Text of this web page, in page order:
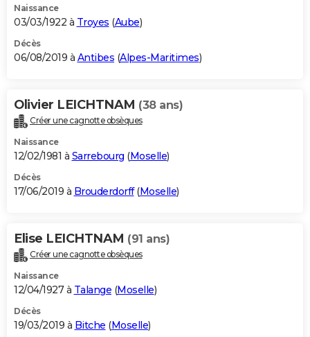
Naissance
03/03/1922 à Troyes (Aube)
Décès
06/08/2019 à Antibes (Alpes-Maritimes)
Olivier LEICHTNAM (38 ans)
Créer une cagnotte obsèques
Naissance
12/02/1981 à Sarrebourg (Moselle)
Décès
17/06/2019 à Brouderdorff(Moselle)
Elise LEICHTNAM (91 ans)
Créer une cagnotte obsèques
Naissance
12/04/1927 à Talange (Moselle)
Décès
19/03/2019 à Bitche (Moselle)